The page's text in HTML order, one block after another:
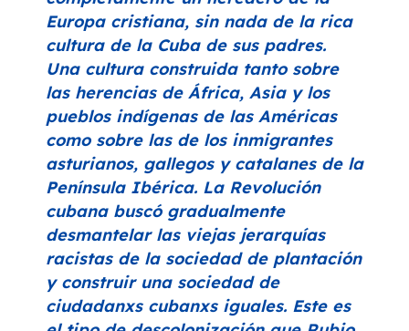
Europa cristiana, sin nada de la rica
cultura de la Cuba de sus padres.
Una cultura construida tanto sobre
las herencias de África, Asia y los
pueblos indígenas de las Américas
como sobre las de los inmigrantes
asturianos, gallegos y catalanes de la
Península Ibérica. La Revolución
cubana buscó gradualmente
desmantelar las viejas jerarquías
racistas de la sociedad de plantación
y construir una sociedad de
ciudadanxs cubanxs iguales. Este es